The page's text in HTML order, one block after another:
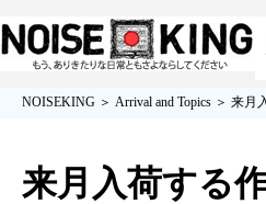
品を販売
NOISEKING ＞ Arrival and Topics ＞ 来月
来月入荷する